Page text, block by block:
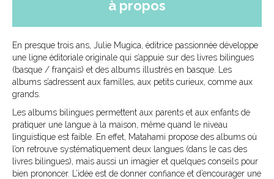
à propos
En presque trois ans, Julie Mugica, éditrice passionnée développe
une ligne éditoriale originale qui s’appuie sur des livres bilingues
(basque / français) et des albums illustrés en basque. Les
albums s’adressent aux familles, aux petits curieux, comme aux
grands.
Les albums bilingues permettent aux parents et aux enfants de
pratiquer une langue à la maison, même quand le niveau
linguistique est faible. En effet, Matahami propose des albums où
l’on retrouve systématiquement deux langues (dans le cas des
livres bilingues), mais aussi un imagier et quelques conseils pour
bien prononcer. L’idée est de donner confiance et d’encourager une